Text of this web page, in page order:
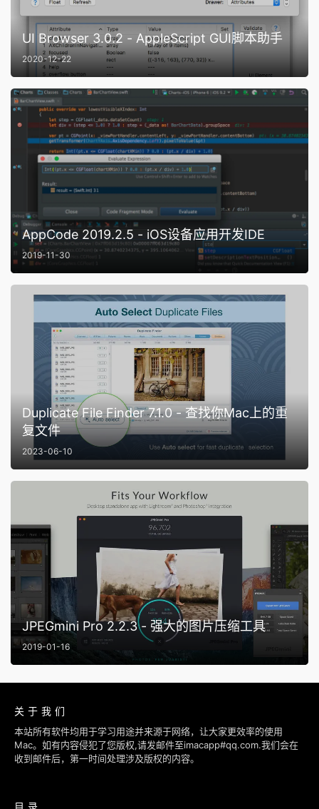
UI Browser 3.0.2 - AppleScript GUI脚本助手
2020-12-22
AppCode 2019.2.5 - iOS设备应用开发IDE
2019-11-30
Duplicate File Finder 7.1.0 - 查找你Mac上的重
复文件
2023-06-10
JPEGmini Pro 2.2.3 - 强大的图片压缩工具
2019-01-16
关于我们
本站所有软件均用于学习用途并来源于网络，让大家更效率的使用
Mac。如有内容侵犯了您版权,请发邮件至imacapp#qq.com.我们会在
收到邮件后，第一时间处理涉及版权的内容。